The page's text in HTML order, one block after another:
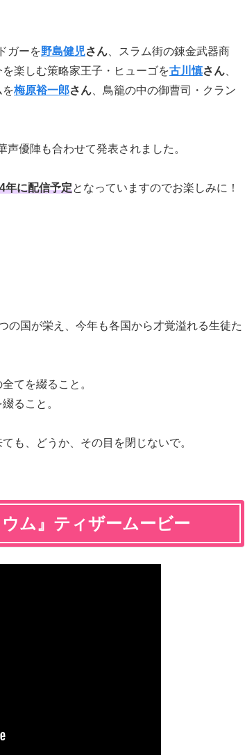
ガーを野島健児さん 、スラム街の錬金武器商
を楽しむ策略家王子・ヒューゴを古川慎さん
を梅原裕一郎さん 、鳥籠の中の御曹司・クラン
優陣も合わせて発表されました。
年に配信予定となっていますのでお楽しみに！
の国が栄え、今年も各国から才覚溢れる生徒た
てを綴ること。
ること。
も、どうか、その目を閉じないで。
ム』ティザームービー